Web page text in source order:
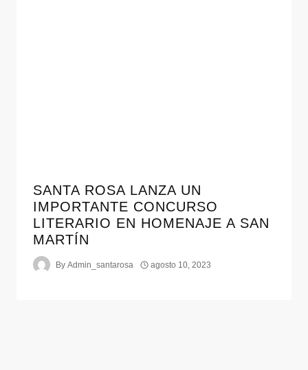
SANTA ROSA LANZA UN
IMPORTANTE CONCURSO
LITERARIO EN HOMENAJE A SAN
MARTÍN
By Admin_santarosa agosto 10, 2023